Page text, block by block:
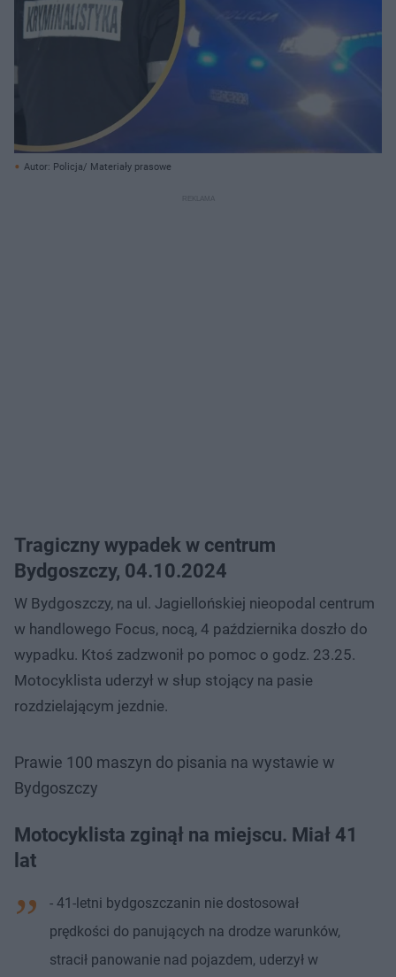
Autor: Policja/ Materiały prasowe
Tragiczny wypadek w centrum
Bydgoszczy, 04.10.2024
W Bydgoszczy, na ul. Jagiellońskiej nieopodal centrum
w handlowego Focus, nocą, 4 października doszło do
wypadku. Ktoś zadzwonił po pomoc o godz. 23.25.
Motocyklista uderzył w słup stojący na pasie
rozdzielającym jezdnie.
Prawie 100 maszyn do pisania na wystawie w
Bydgoszczy
Motocyklista zginął na miejscu. Miał 41
lat
- 41-letni bydgoszczanin nie dostosował
prędkości do panujących na drodze warunków,
stracił panowanie nad pojazdem, uderzył w